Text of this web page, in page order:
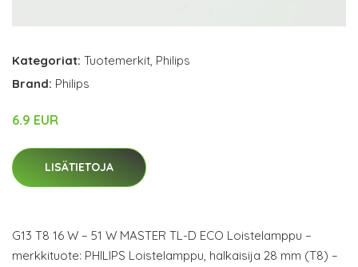
Kategoriat: Tuotemerkit, Philips
Brand: Philips
6.9 EUR
LISÄTIETOJA
G13 T8 16 W – 51 W MASTER TL-D ECO Loistelamppu –
merkkituote: PHILIPS Loistelamppu, halkaisija 28 mm (T8) –